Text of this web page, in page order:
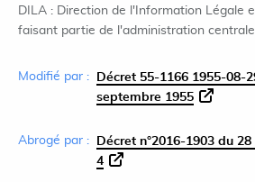
DILA : Direction de l'Information Légale
faisant partie de l'administration
Modifié par :
Décret 55-1166 1955-08-
septembre 1955
Abrogé par :
Décret n°2016-1903 du
4